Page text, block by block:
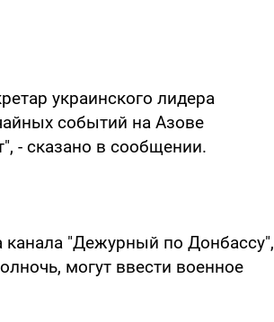
украинского лидера
событий на Азове
- сказано в сообщении.
"Дежурный по Донбассу",
могут ввести военное